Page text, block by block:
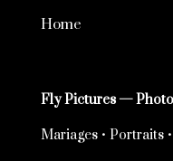
Home
Fly Pictures —
Mariages • Portraits